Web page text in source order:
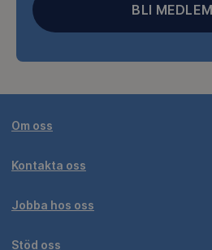
BLI MEDLEM
Om oss
Kontakta oss
Jobba hos oss
Stöd oss